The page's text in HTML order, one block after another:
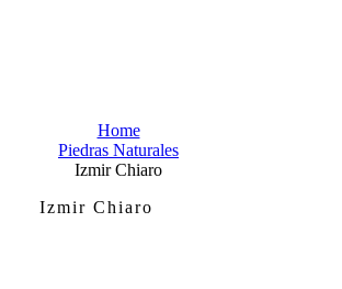
Home
Piedras Naturales
Izmir Chiaro
Izmir Chiaro